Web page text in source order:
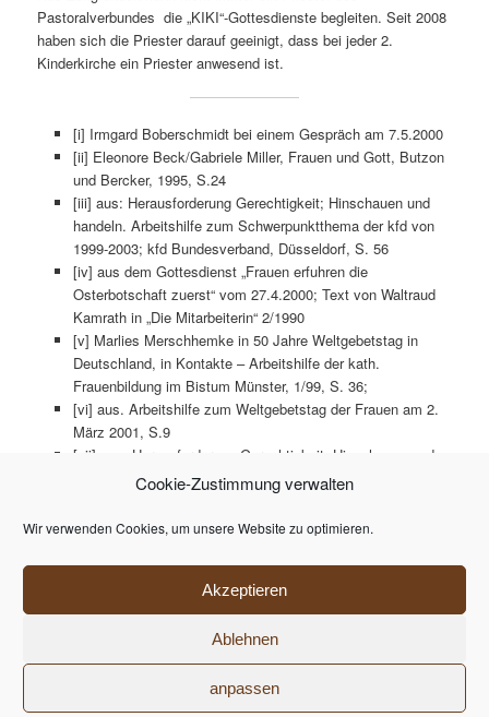
Cookie-Zustimmung verwalten
Wir verwenden Cookies, um unsere Website zu optimieren.
Akzeptieren
Ablehnen
anpassen
Pastoralverbundes die „KIKI“-Gottesdienste begleiten. Seit 2008
haben sich die Priester darauf geeinigt, dass bei jeder 2.
Kinderkirche ein Priester anwesend ist.
[i] Irmgard Boberschmidt bei einem Gespräch am 7.5.2000
[ii] Eleonore Beck/Gabriele Miller, Frauen und Gott, Butzon
und Bercker, 1995, S.24
[iii] aus: Herausforderung Gerechtigkeit; Hinschauen und
handeln. Arbeitshilfe zum Schwerpunktthema der kfd von
1999-2003; kfd Bundesverband, Düsseldorf, S. 56
[iv] aus dem Gottesdienst „Frauen erfuhren die
Osterbotschaft zuerst“ vom 27.4.2000; Text von Waltraud
Kamrath in „Die Mitarbeiterin“ 2/1990
[v] Marlies Merschhemke in 50 Jahre Weltgebetstag in
Deutschland, in Kontakte – Arbeitshilfe der kath.
Frauenbildung im Bistum Münster, 1/99, S. 36;
[vi] aus. Arbeitshilfe zum Weltgebetstag der Frauen am 2.
März 2001, S.9
[vii] aus: Herausforderung Gerechtigkeit; Hinschauen und
handeln. Arbeitshilfe zum Schwerpunktthema der kfd von
1999-2003; kfd Bundesverband, Düsseldorf, S.47
[viii] Europäische Ökumenische Versammlung Basel 1989,
[ix] Hoffsümmer, Willi: 111 Bausteine für Gottesdienste;
Grünewald-Verlag; Mainz 1985
Datenschutzerklärung Stolz präsentiert von WordPress